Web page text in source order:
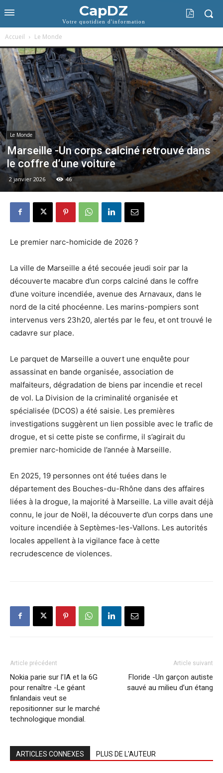
CapDZ
Votre quotidien d'information
Accueil Le Monde
Le Monde
Marseille -Un corps calciné retrouvé dans
le coffre d’une voiture
2 janvier 2026 46
Le premier narc-homicide de 2026 ?
La ville de Marseille a été secouée jeudi soir par la
découverte macabre d’un corps calciné dans le coffre
d’une voiture incendiée, avenue des Arnavaux, dans le
nord de la cité phocéenne. Les marins-pompiers sont
intervenus vers 23h20, alertés par le feu, et ont trouvé le
cadavre sur place.
Le parquet de Marseille a ouvert une enquête pour
assassinat en bande organisée, association de
malfaiteurs, dégradation de biens par incendie et recel
de vol. La Division de la criminalité organisée et
spécialisée (DCOS) a été saisie. Les premières
investigations suggèrent un lien possible avec le trafic de
drogue, et si cette piste se confirme, il s’agirait du
premier narc-homicide de l’année à Marseille.
En 2025, 19 personnes ont été tuées dans le
département des Bouches-du-Rhône dans des affaires
liées à la drogue, la majorité à Marseille. La ville avait déjà
connu, le jour de Noël, la découverte d’un corps dans une
voiture incendiée à Septèmes-les-Vallons. Les autorités
locales appellent à la vigilance face à cette
recrudescence de violences.
Article précédent
Nokia parie sur l’IA et la 6G
pour renaître -Le géant
finlandais veut se
repositionner sur le marché
technologique mondial.
Article suivant
Floride -Un garçon autiste
sauvé au milieu d’un étang
ARTICLES CONNEXES PLUS DE L'AUTEUR